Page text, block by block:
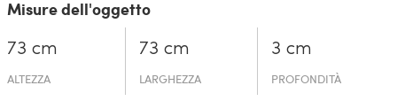
Misure dell'oggetto
73 cm
ALTEZZA
73 cm
LARGHEZZA
3 cm
PROFONDITÀ